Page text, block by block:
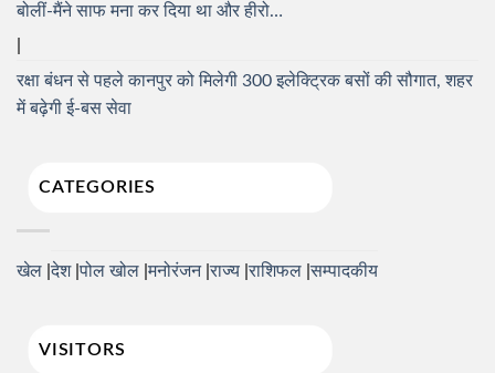
बोलीं-मैंने साफ मना कर दिया था और हीरो…
रक्षा बंधन से पहले कानपुर को मिलेगी 300 इलेक्ट्रिक बसों की सौगात, शहर
में बढ़ेगी ई-बस सेवा
CATEGORIES
खेल देश पोल खोल मनोरंजन राज्य राशिफल सम्पादकीय
VISITORS